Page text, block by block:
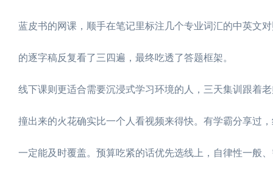
蓝皮书的网课，顺手在笔记里标注几个专业词汇的中英文
的逐字稿反复看了三四遍，最终吃透了答题框架。
线下课则更适合需要沉浸式学习环境的人，三天集训跟着
撞出来的火花确实比一个人看视频来得快。有学霸分享过
一定能及时覆盖。预算吃紧的话优先选线上，自律性一般